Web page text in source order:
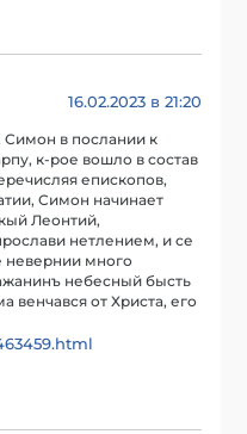
16.02.2023 в 21:20
Симон в послании к
к-рое вошло в состав
епископов,
Симон начинает
Леонтий,
нетлением, и се
невернии много
небесный бысть
венчався от Христа, его